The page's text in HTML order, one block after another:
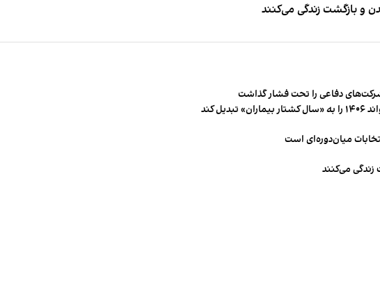
و بازگشت زندگی می‌کنند
دفاعی را تحت فشار گذاشت
کند
میان‌دوره‌ای است
زندگی می‌کنند